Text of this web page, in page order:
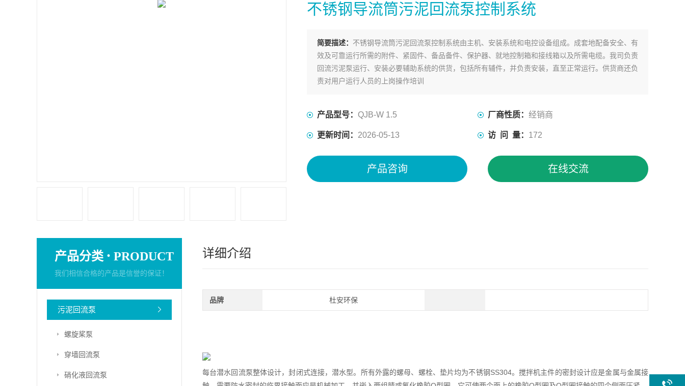
不锈钢导流筒污泥回流泵控制系统
简要描述： 不锈钢导流筒污泥回流泵控制系统由主机、安装系统和电控设备组成。成套地配备安全、有
效及可靠运行所需的附件、紧固件、备品备件、保护器、就地控制箱和接线箱以及所需电缆。我司负责
回流污泥泵运行、安装必要辅助系统的供货，包括所有辅件，并负责安装，直至正常运行。供货商还负
责对用户运行人员的上岗操作培训
产品型号： QJB-W 1.5 厂商性质： 经销商
更新时间： 2026-05-13 访 问 量： 172
产品咨询 在线交流
产品分类 · PRODUCT
我们相信合格的产品是信誉的保证！
污泥回流泵
螺旋桨泵
穿墙回流泵
硝化液回流泵
详细介绍
品牌 杜安环保
每台潜水回流泵整体设计，封闭式连接，潜水型。所有外露的螺母、螺栓、垫片均为不锈钢SS304。搅拌机主件的密封设计应是金属与金属接